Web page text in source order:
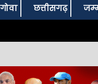
गोवा छत्तीसगढ़